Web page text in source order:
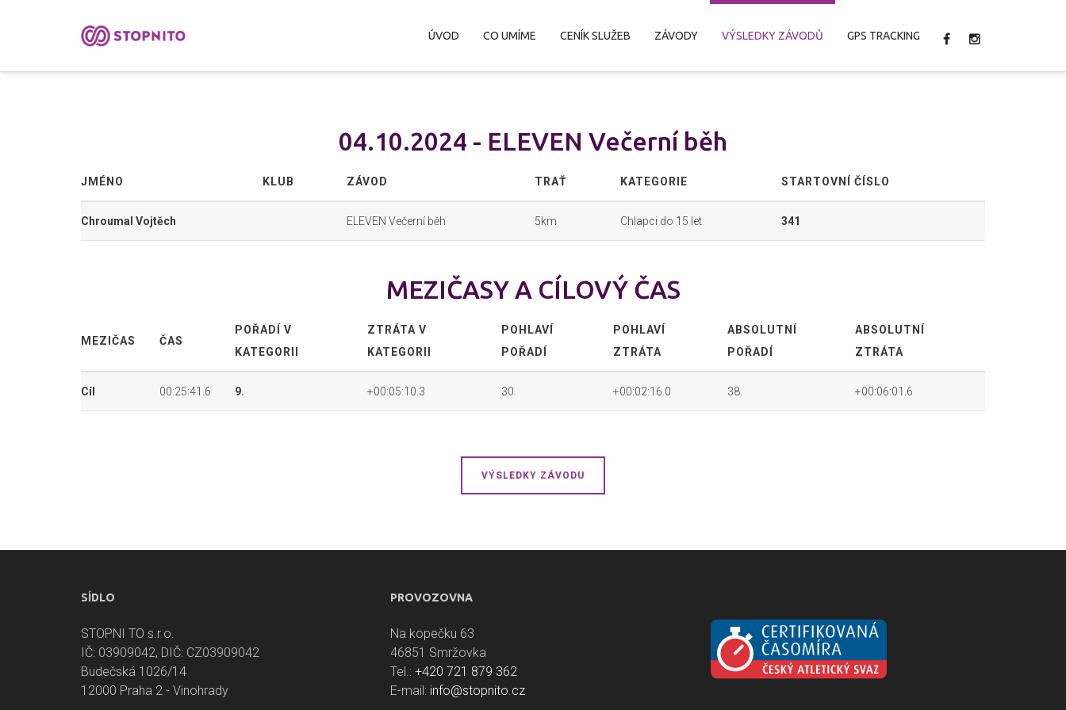
ÚVOD CO UMÍME CENÍK SLUŽEB ZÁVODY VÝSLEDKY ZÁVODŮ GPS TRACKING
04.10.2024 - ELEVEN Večerní běh
JMÉNO KLUB ZÁVOD TRAŤ KATEGORIE STARTOVNÍ ČÍSLO
Chroumal Vojtěch ELEVEN Večerní běh 5km Chlapci do 15 let 341
MEZIČASY A CÍLOVÝ ČAS
MEZIČAS ČAS
POŘADÍ V
KATEGORII
ZTRÁTA V
KATEGORII
POHLAVÍ
POŘADÍ
POHLAVÍ
ZTRÁTA
ABSOLUTNÍ
POŘADÍ
ABSOLUTNÍ
ZTRÁTA
Cíl 00:25:41.6 9. +00:05:10.3 30. +00:02:16.0 38. +00:06:01.6
VÝSLEDKY ZÁVODU
SÍDLO
STOPNI TO s.r.o.
IČ: 03909042, DIČ: CZ03909042
Budečská 1026/14
12000 Praha 2 - Vinohrady
PROVOZOVNA
Na kopečku 63
46851 Smržovka
Tel.: +420 721 879 362
E-mail: info@stopnito.cz